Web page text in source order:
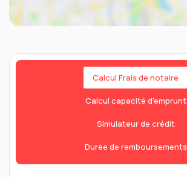
Calcul Frais de notaire
Calcul capacité d'emprunt
Simulateur de crédit
Durée de remboursements